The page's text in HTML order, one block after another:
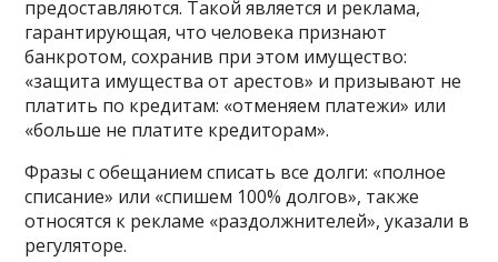
предоставляются. Такой является и реклама,
гарантирующая, что человека признают
банкротом, сохранив при этом имущество:
«защита имущества от арестов» и призывают не
платить по кредитам: «отменяем платежи» или
«больше не платите кредиторам».
Фразы с обещанием списать все долги: «полное
списание» или «спишем 100% долгов», также
относятся к рекламе «раздолжнителей», указали в
регуляторе.